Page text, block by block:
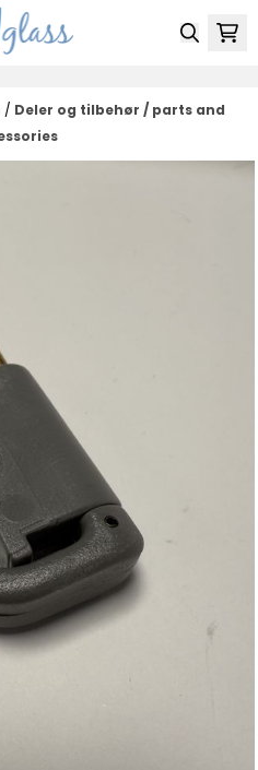
/ Deler og tilbehør / parts and